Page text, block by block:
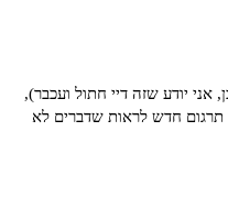
יודע שזה דיי חתול ועכבר),
תרגום חדש לראות שדברים לא